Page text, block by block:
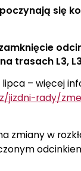
się
trasach L3,
lipca – więcej
jizdni-rady/
zmiany w